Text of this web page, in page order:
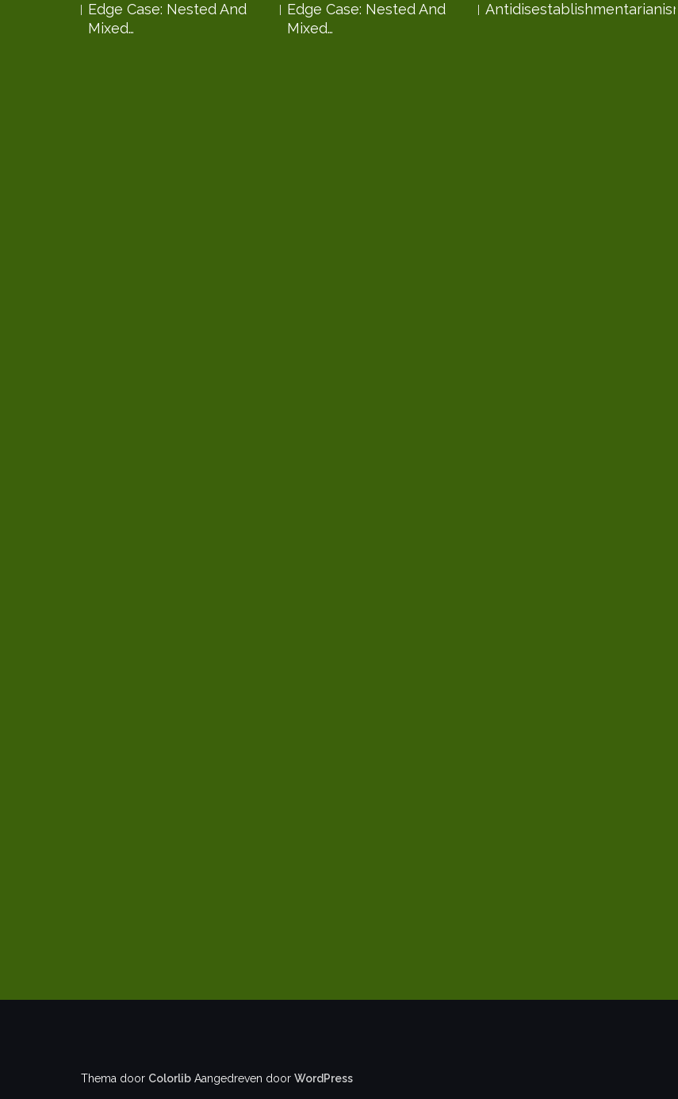
Edge Case: Nested And
Mixed…
Edge Case: Nested And
Mixed…
Antidisestablishmentarianism
Thema door Colorlib Aangedreven door WordPress